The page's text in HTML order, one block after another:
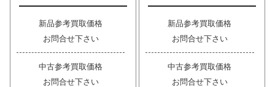
新品参考買取価格
お問合せ下さい
中古参考買取価格
お問合せ下さい
新品参考買取価格
お問合せ下さい
中古参考買取価格
お問合せ下さい